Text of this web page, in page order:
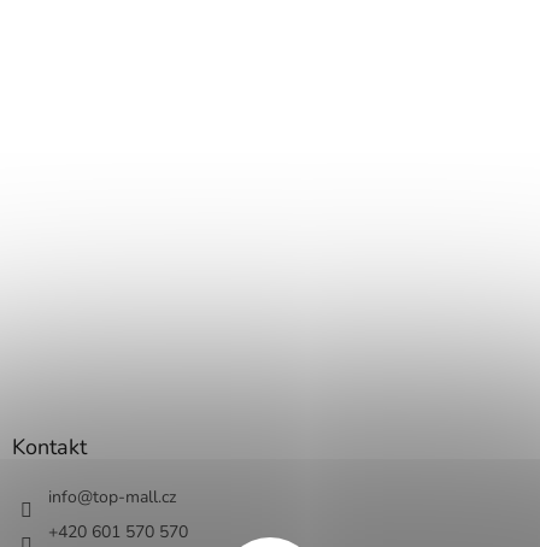
Kontakt
info@top-mall.cz
+420 601 570 570